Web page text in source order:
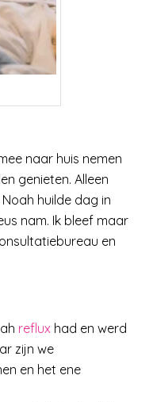
naar huis nemen
genieten. Alleen
huilde dag in
nam. Ik bleef maar
en
reflux had en werd
zijn we
en het ene